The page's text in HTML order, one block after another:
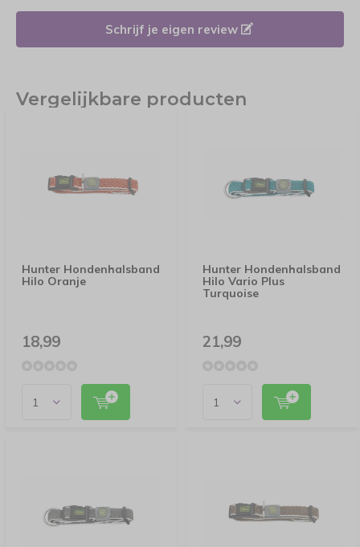
Schrijf je eigen review
Vergelijkbare producten
Hunter Hondenhalsband
Hilo Oranje
18,99
Hunter Hondenhalsband
Hilo Vario Plus
Turquoise
21,99